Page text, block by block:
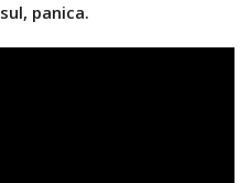
panica.